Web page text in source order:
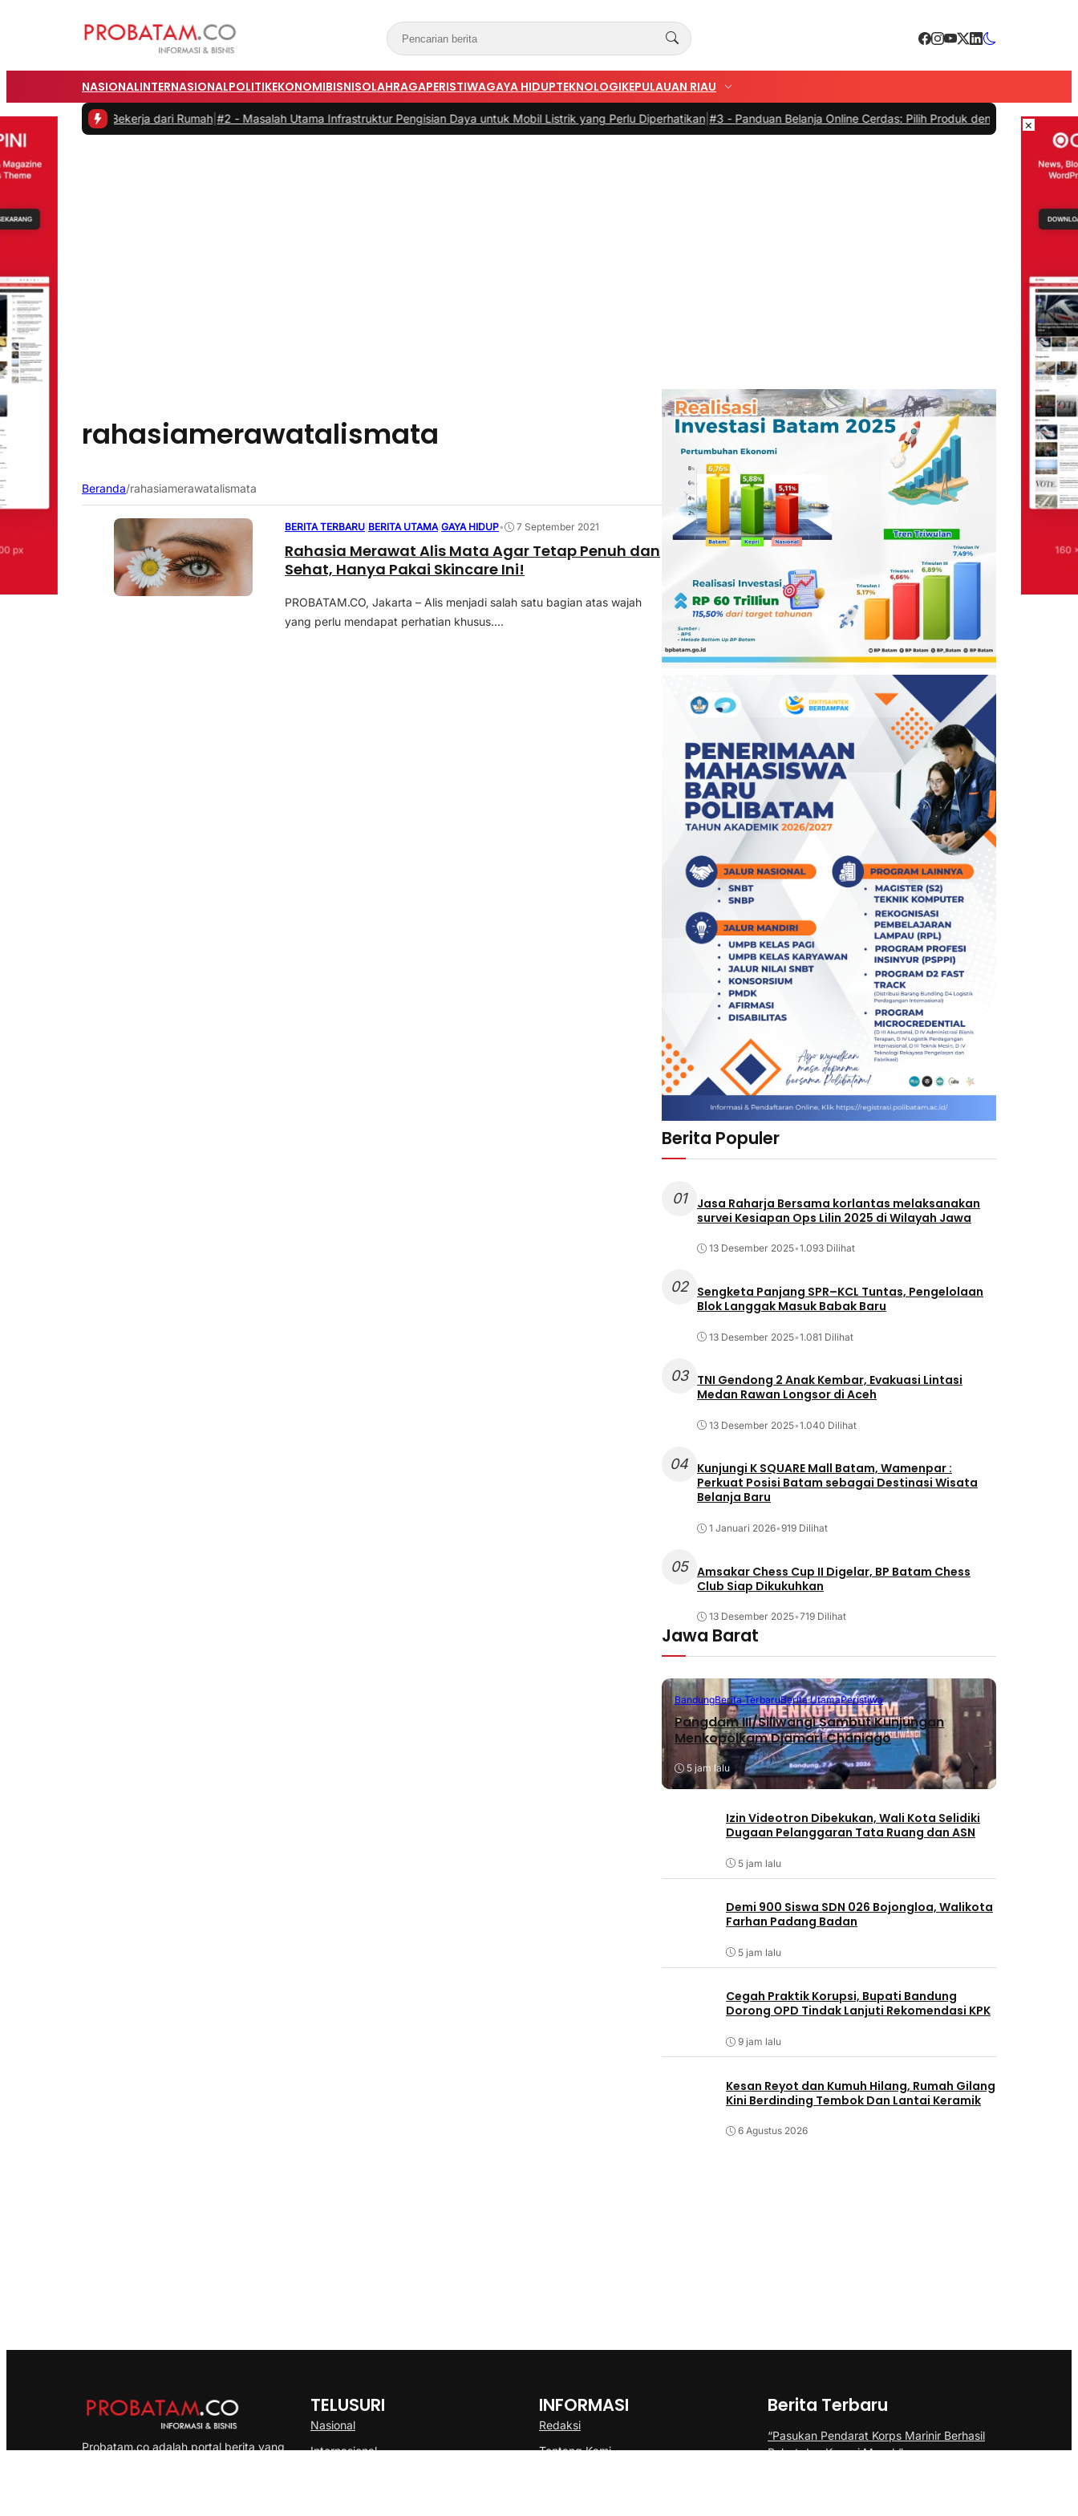
NASIONALINTERNASIONALPOLITIKEKONOMIBISNISOLAHRAGAPERISTIWAGAYA HIDUPTEKNOLOGIKEPULAUAN RIAU
saat Bekerja dari Rumah|#2 -Masalah Utama Infrastruktur Pengisian Daya untuk Mobil Listrik yang Perlu Diperhatikan|#3 -Panduan Belanja Online Cerdas: Pilih Produk dengan Bijak dan Hindari
rahasiamerawatalismata
Beranda/rahasiamerawatalismata
BERITA TERBARU BERITA UTAMA |GAYA HIDUP• 7 September 2021
Rahasia Merawat Alis Mata Agar Tetap Penuh dan
Sehat, Hanya Pakai Skincare Ini!
PROBATAM.CO, Jakarta – Alis menjadi salah satu bagian atas wajah
yang perlu mendapat perhatian khusus....
Berita Populer
01
Jasa Raharja Bersama korlantas melaksanakan
survei Kesiapan Ops Lilin 2025 di Wilayah Jawa
13 Desember 2025•1.093 Dilihat
02
Sengketa Panjang SPR–KCL Tuntas, Pengelolaan
Blok Langgak Masuk Babak Baru
13 Desember 2025•1.081 Dilihat
03
TNI Gendong 2 Anak Kembar, Evakuasi Lintasi
Medan Rawan Longsor di Aceh
13 Desember 2025•1.040 Dilihat
04 Kunjungi K SQUARE Mall Batam, Wamenpar :
Perkuat Posisi Batam sebagai Destinasi Wisata
Belanja Baru
1 Januari 2026•919 Dilihat
05 Amsakar Chess Cup II Digelar, BP Batam Chess
Club Siap Dikukuhkan
13 Desember 2025•719 Dilihat
Jawa Barat
BandungBerita TerbaruBerita UtamaPeristiwa
Pangdam III/Siliwangi Sambut Kunjungan
Menkopolkam Djamari Chaniago
5 jam lalu
Izin Videotron Dibekukan, Wali Kota Selidiki
Dugaan Pelanggaran Tata Ruang dan ASN
5 jam lalu
Demi 900 Siswa SDN 026 Bojongloa, Walikota
Farhan Padang Badan
5 jam lalu
Cegah Praktik Korupsi, Bupati Bandung
Dorong OPD Tindak Lanjuti Rekomendasi KPK
9 jam lalu
Kesan Reyot dan Kumuh Hilang, Rumah Gilang
Kini Berdinding Tembok Dan Lantai Keramik
6 Agustus 2026
Probatam.co adalah portal berita yang
TELUSURI
Nasional
Internasional
INFORMASI
Redaksi
Tentang Kami
Berita Terbaru
“Pasukan Pendarat Korps Marinir Berhasil
Rebut dan Kuasai Musuh”
×